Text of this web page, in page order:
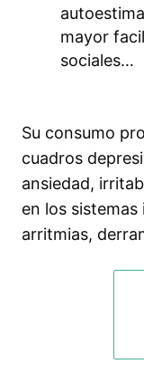
mayor
sociales…
Su consumo
cuadros
ansiedad,
en los
arritmias,